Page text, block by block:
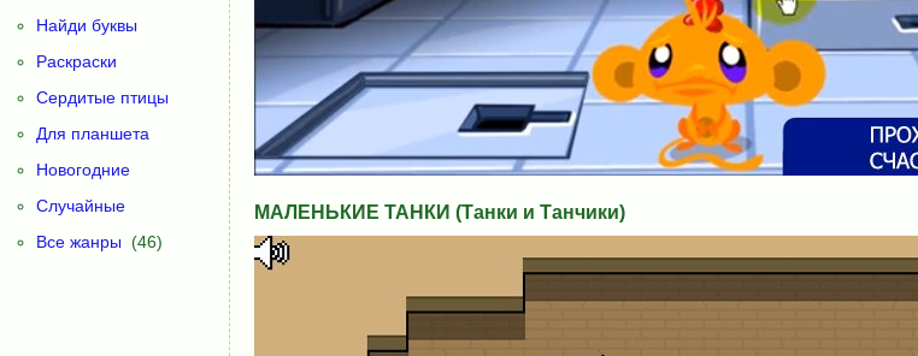
МАЛЕНЬКИЕ ТАНКИ (Танки и Танчики)
Найди буквы
Раскраски
Сердитые птицы
Для планшета
Новогодние
Случайные
Все жанры (46)